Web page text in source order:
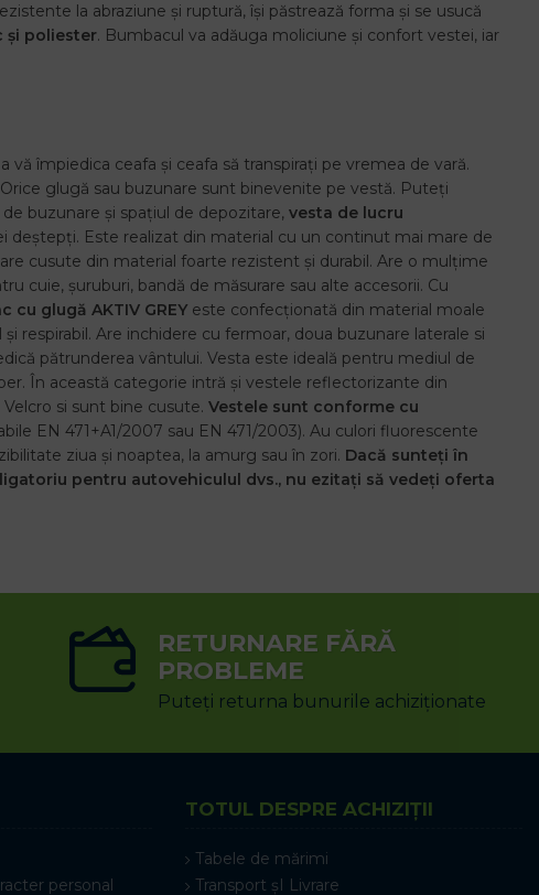
la abraziune și ruptură, își păstrează forma și se usucă
și poliester. Bumbacul va adăuga moliciune și confort vestei, iar
împiedica ceafa și ceafa să transpirați pe vremea de vară.
glugă sau buzunare sunt binevenite pe vestă. Puteți
buzunare și spațiul de depozitare, vesta de lucru
deștepți. Este realizat din material cu un continut mai mare de
cusute din material foarte rezistent și durabil. Are o mulțime
cuie, șuruburi, bandă de măsurare sau alte accesorii. Cu
cu glugă AKTIV GREY este confecționată din material moale
respirabil. Are inchidere cu fermoar, doua buzunare laterale si
pătrunderea vântului. Vesta este ideală pentru mediul de
În această categorie intră și vestele reflectorizante din
si sunt bine cusute. Vestele sunt conforme cu
EN 471+A1/2007 sau EN 471/2003). Au culori fluorescente
ziua și noaptea, la amurg sau în zori. Dacă sunteți în
pentru autovehiculul dvs., nu ezitați să vedeți oferta
RETURNARE FĂRĂ
PROBLEME
Puteți returna bunurile achiziționate
personal
TOTUL DESPRE ACHIZIȚII
Tabele de mărimi
Transport șI Livrare